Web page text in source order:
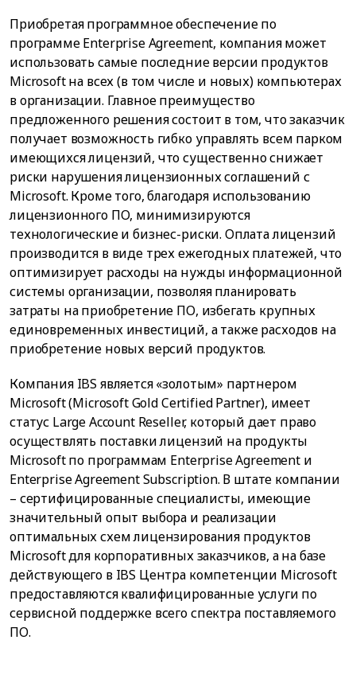
Приобретая программное обеспечение по
программе Enterprise Agreement, компания может
использовать самые последние версии продуктов
Microsoft на всех (в том числе и новых) компьютерах
в организации. Главное преимущество
предложенного решения состоит в том, что заказчик
получает возможность гибко управлять всем парком
имеющихся лицензий, что существенно снижает
риски нарушения лицензионных соглашений с
Microsoft. Кроме того, благодаря использованию
лицензионного ПО, минимизируются
технологические и бизнес-риски. Оплата лицензий
производится в виде трех ежегодных платежей, что
оптимизирует расходы на нужды информационной
системы организации, позволяя планировать
затраты на приобретение ПО, избегать крупных
единовременных инвестиций, а также расходов на
приобретение новых версий продуктов.
Компания IBS является «золотым» партнером
Microsoft (Microsoft Gold Certified Partner), имеет
статус Large Account Reseller, который дает право
осуществлять поставки лицензий на продукты
Microsoft по программам Enterprise Agreement и
Enterprise Agreement Subscription. В штате компании
– сертифицированные специалисты, имеющие
значительный опыт выбора и реализации
оптимальных схем лицензирования продуктов
Microsoft для корпоративных заказчиков, а на базе
действующего в IBS Центра компетенции Microsoft
предоставляются квалифицированные услуги по
сервисной поддержке всего спектра поставляемого
ПО.